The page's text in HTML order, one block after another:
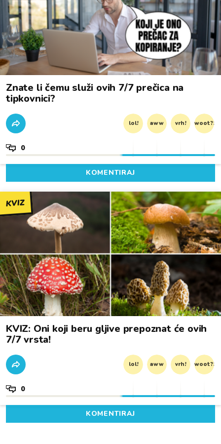
Znate li čemu služi ovih 7/7 prečica na
tipkovnici?
lol! aww vrh! woot?!
0
KOMENTIRAJ
KVIZ
KVIZ: Oni koji beru gljive prepoznat će ovih
7/7 vrsta!
lol! aww vrh! woot?!
0
KOMENTIRAJ